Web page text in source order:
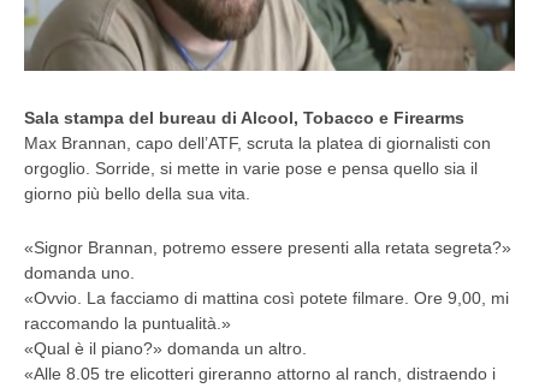
Sala stampa del bureau di Alcool, Tobacco e Firearms
Max Brannan, capo dell’ATF, scruta la platea di giornalisti con
orgoglio. Sorride, si mette in varie pose e pensa quello sia il
giorno più bello della sua vita.
«Signor Brannan, potremo essere presenti alla retata segreta?»
domanda uno.
«Ovvio. La facciamo di mattina così potete filmare. Ore 9,00, mi
raccomando la puntualità.»
«Qual è il piano?» domanda un altro.
«Alle 8.05 tre elicotteri gireranno attorno al ranch, distraendo i